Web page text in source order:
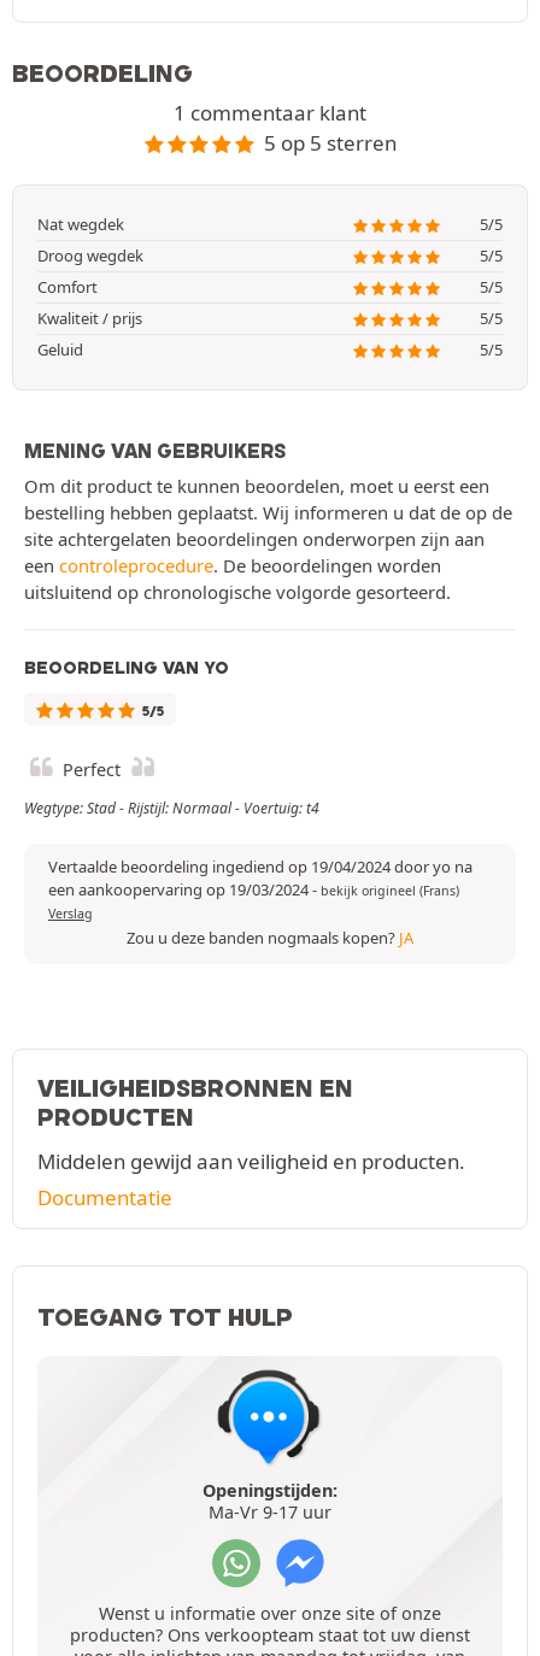
BEOORDELING
1 commentaar klant
5 op 5 sterren
Nat wegdek
5/5
Droog wegdek
5/5
Comfort
5/5
Kwaliteit / prijs
5/5
Geluid
5/5
MENING VAN GEBRUIKERS
Om dit product te kunnen beoordelen, moet u eerst een
bestelling hebben geplaatst. Wij informeren u dat de op de
site achtergelaten beoordelingen onderworpen zijn aan
een controleprocedure. De beoordelingen worden
uitsluitend op chronologische volgorde gesorteerd.
BEOORDELING VAN YO
5/5
Perfect
Wegtype: Stad - Rijstijl: Normaal - Voertuig: t4
Vertaalde beoordeling ingediend op 19/04/2024 door yo na
een aankoopervaring op 19/03/2024- bekijk origineel (Frans)
Verslag
Zou u deze banden nogmaals kopen? JA
VEILIGHEIDSBRONNEN EN
PRODUCTEN
Middelen gewijd aan veiligheid en producten.
Documentatie
TOEGANG TOT HULP
Openingstijden:
Ma-Vr 9-17 uur
Wenst u informatie over onze site of onze
producten? Ons verkoopteam staat tot uw dienst